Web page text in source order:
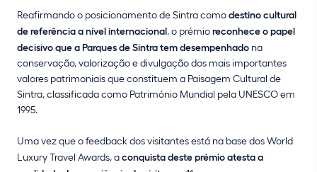
Reafirmando o posicionamento de Sintra comodestino cultural
de referência a nível internacional, o prémioreconhece o papel
decisivo que a Parques de Sintra tem desempenhado na
conservação, valorização e divulgação dos mais importantes
valores patrimoniais que constituem a Paisagem Cultural de
Sintra, classificada como Património Mundial pela UNESCO em
1995.
Uma vez que o feedback dos visitantes está na base dos World
Luxury Travel Awards, aconquista deste prémio atesta a